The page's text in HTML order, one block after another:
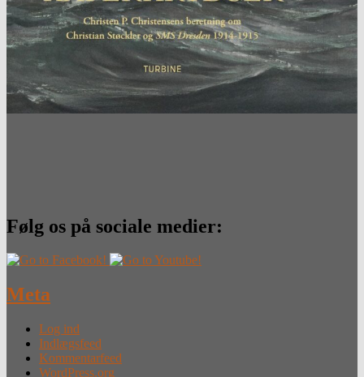
Følg os på sociale medier:
Meta
Log ind
Indlægsfeed
Kommentarfeed
WordPress.org